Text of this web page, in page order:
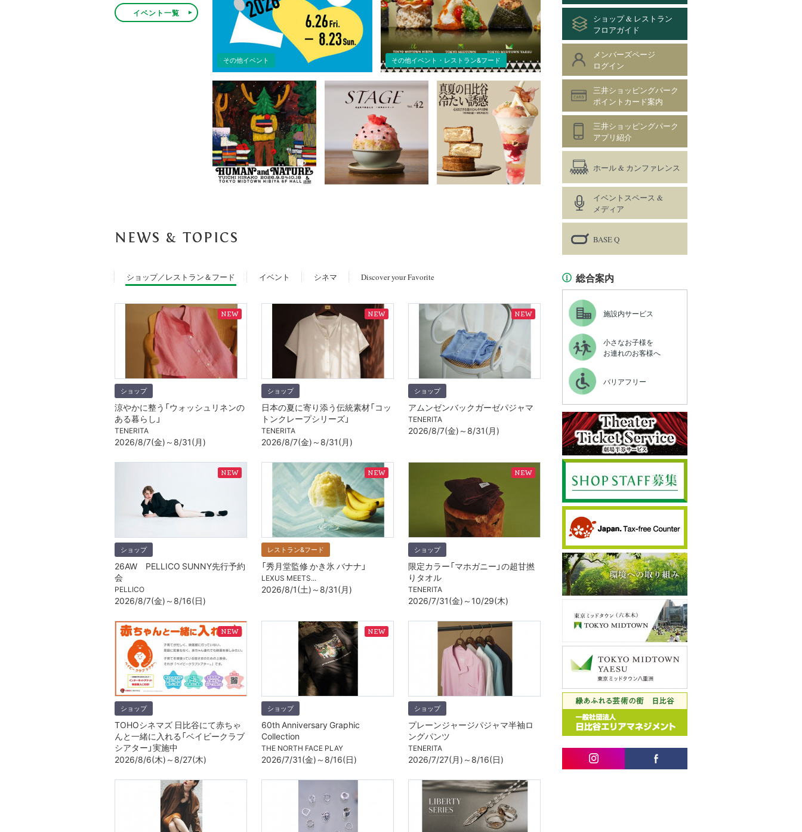
イベント一覧
その他イベント その他イベント・レストラン&フード
NEWS & TOPICS
ショップ／レストラン＆フード イベント シネマ Discover your Favorite
ショップ
涼やかに整う「ウォッシュリネンの
ある暮らし」
TENERITA
2026/8/7(金)～8/31(月)
ショップ
日本の夏に寄り添う伝統素材「コッ
トンクレープシリーズ」
TENERITA
2026/8/7(金)～8/31(月)
ショップ
アムンゼンバックガーゼパジャマ
TENERITA
2026/8/7(金)～8/31(月)
ショップ
26AW PELLICO SUNNY先行予約
会
PELLICO
2026/8/7(金)～8/16(日)
レストラン&フード
「秀月堂監修 かき氷 バナナ」
LEXUS MEETS...
2026/8/1(土)～8/31(月)
ショップ
限定カラー「マホガニー」の超甘撚
りタオル
TENERITA
2026/7/31(金)～10/29(木)
ショップ
TOHOシネマズ 日比谷にて赤ちゃ
んと一緒に入れる「ベイビークラブ
シアター」実施中
2026/8/6(木)～8/27(木)
ショップ
60th Anniversary Graphic
Collection
THE NORTH FACE PLAY
2026/7/31(金)～8/16(日)
ショップ
プレーンジャージパジャマ半袖ロ
ングパンツ
TENERITA
2026/7/27(月)～8/16(日)
ショップ & レストラン
フロアガイド
メンバーズページ
ログイン
三井ショッピングパーク
ポイントカード案内
三井ショッピングパーク
アプリ紹介
ホール & カンファレンス
イベントスペース &
メディア
BASE Q
総合案内
施設内サービス
小さなお子様を
お連れのお客様へ
バリアフリー